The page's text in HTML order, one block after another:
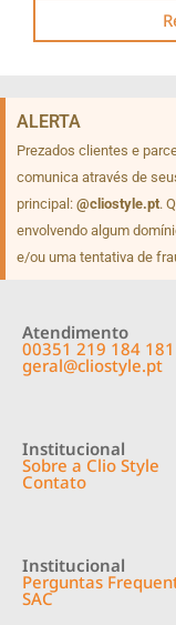
ALERTA
Prezados clientes e
comunica através de
principal: @cliostyle.pt.
envolvendo algum
e/ou uma tentativa de
Atendimento
00351 219 184 181
geral@cliostyle.pt
Institucional
Sobre a Clio Style
Contato
Institucional
Perguntas
SAC